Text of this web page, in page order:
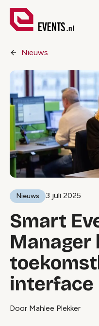
Nieuws
Nieuws 3 juli 2025
Smart
Manager
interface
Door Mahlee Plekker